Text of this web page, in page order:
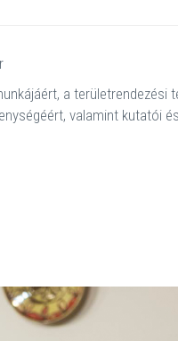
a
valamint kutatói